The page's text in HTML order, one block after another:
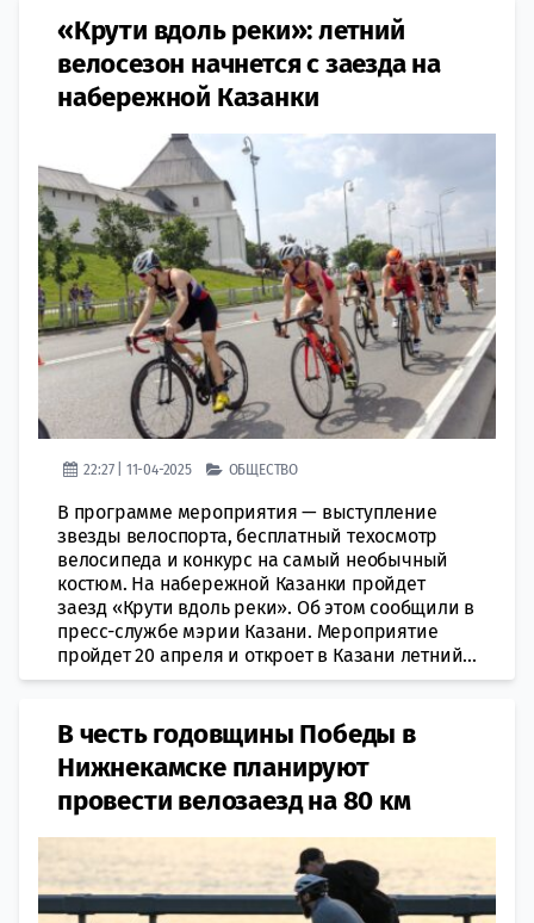
«Крути вдоль реки»: летний
велосезон начнется с заезда на
набережной Казанки
22:27 | 11-04-2025 ОБЩЕСТВО
В программе мероприятия — выступление
звезды велоспорта, бесплатный техосмотр
велосипеда и конкурс на самый необычный
костюм. На набережной Казанки пройдет
заезд «Крути вдоль реки». Об этом сообщили в
пресс-службе мэрии Казани. Мероприятие
пройдет 20 апреля и откроет в Казани летний...
В честь годовщины Победы в
Нижнекамске планируют
провести велозаезд на 80 км